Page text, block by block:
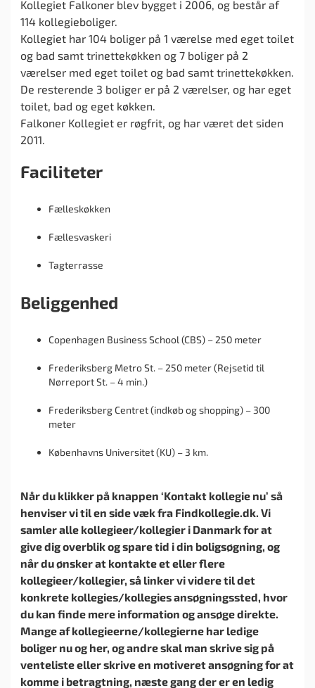
Kollegiet Falkoner blev bygget i 2006, og består af
114 kollegieboliger.
Kollegiet har 104 boliger på 1 værelse med eget toilet
og bad samt trinettekøkken og 7 boliger på 2
værelser med eget toilet og bad samt trinettekøkken.
De resterende 3 boliger er på 2 værelser, og har eget
toilet, bad og eget køkken.
Falkoner Kollegiet er røgfrit, og har været det siden
2011.
Faciliteter
Fælleskøkken
Fællesvaskeri
Tagterrasse
Beliggenhed
Copenhagen Business School (CBS) – 250 meter
Frederiksberg Metro St. – 250 meter (Rejsetid til
Nørreport St. – 4 min.)
Frederiksberg Centret (indkøb og shopping) – 300
meter
Københavns Universitet (KU) – 3 km.
Når du klikker på knappen ‘Kontakt kollegie nu’ så
henviser vi til en side væk fra Findkollegie.dk. Vi
samler alle kollegieer/kollegier i Danmark for at
give dig overblik og spare tid i din boligsøgning, og
når du ønsker at kontakte et eller flere
kollegieer/kollegier, så linker vi videre til det
konkrete kollegies/kollegies ansøgningssted, hvor
du kan finde mere information og ansøge direkte.
Mange af kollegieerne/kollegierne har ledige
boliger nu og her, og andre skal man skrive sig på
venteliste eller skrive en motiveret ansøgning for at
komme i betragtning, næste gang der er en ledig